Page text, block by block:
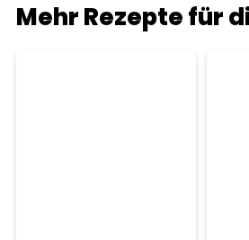
Mehr Rezepte für